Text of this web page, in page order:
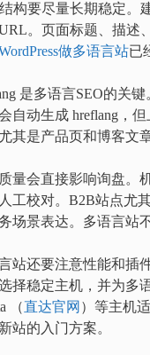
构要尽量长期稳定。
。页面标题、描述
做多语言站已
是多语言SEO的关
自动生成 hreflang，
其是产品页和博客文
量会直接影响询盘。
工校对。B2B站点尤
场景表达。多语言站
站还要注意性能和插
择稳定主机，并为多
（直达官网 ）等主机
站的入门方案。